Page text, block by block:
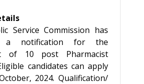
Service Commission has
a notification for the
of 10 post Pharmacist
candidates can apply
2024. Qualification/